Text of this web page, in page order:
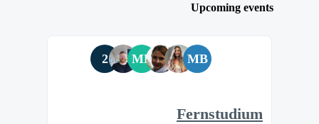
Upcoming events
MB
MF
2
Fernstudium